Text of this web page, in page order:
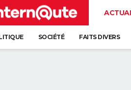
SOCIÉTÉ FAITS DIVERS